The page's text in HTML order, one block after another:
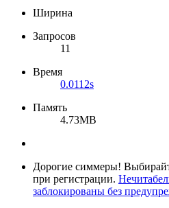
Ширина
Запросов
11
Время
0.0112s
Память
4.73MB
Дорогие симмеры!
при регистрации.
заблокированы без